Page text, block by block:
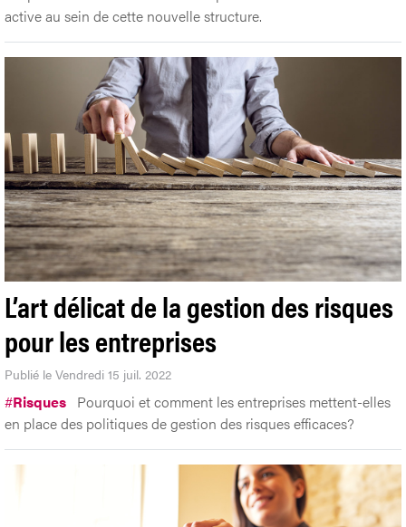
active au sein de cette nouvelle structure.
L’art délicat de la gestion des risques
pour les entreprises
Publié le Vendredi 15 juil. 2022
#Risques Pourquoi et comment les entreprises mettent-elles
en place des politiques de gestion des risques efficaces?